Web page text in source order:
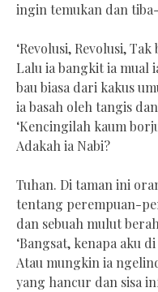
ingin temukan dan
‘Revolusi, Revolusi,
Lalu ia bangkit ia mual
bau biasa dari kakus
ia basah oleh tangis
‘Kencingilah kaum
Adakah ia Nabi?
Tuhan. Di taman ini
tentang perempuan-
dan sebuah mulut
‘Bangsat, kenapa aku di
Atau mungkin ia
yang hancur dan sisa